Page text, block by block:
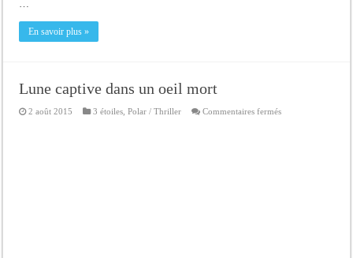
En savoir plus »
Lune captive dans un oeil mort
2 août 2015 3 étoiles ,Polar / Thriller Commentaires ferméssur